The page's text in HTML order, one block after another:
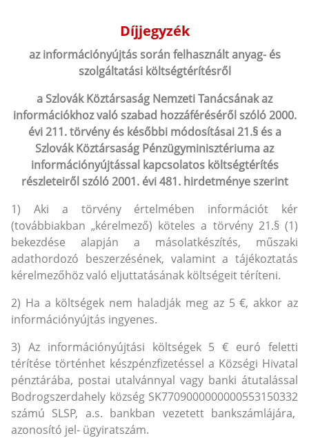
Díjjegyzék
az információnyújtás során felhasznált anyag- és
szolgáltatási költségtérítésről
a Szlovák Köztársaság Nemzeti Tanácsának az
információkhoz való szabad hozzáféréséről szóló 2000.
évi 211. törvény és későbbi módosításai 21.§ és a
Szlovák Köztársaság Pénzügyminisztériuma az
információnyújtással kapcsolatos költségtérítés
részleteiről szóló 2001. évi 481. hirdetménye szerint
1) Aki a törvény értelmében információt kér
(továbbiakban „kérelmező) köteles a törvény 21.§ (1)
bekezdése alapján a másolatkészítés, műszaki
adathordozó beszerzésének, valamint a tájékoztatás
kérelmezőhöz való eljuttatásának költségeit téríteni.
2) Ha a költségek nem haladják meg az 5 €, akkor az
információnyújtás ingyenes.
3) Az információnyújtási költségek 5 € euró feletti
térítése történhet készpénzfizetéssel a Községi Hivatal
pénztárába, postai utalvánnyal vagy banki átutalással
Bodrogszerdahely község SK7709000000000553150332
számú SLSP, a.s. bankban vezetett bankszámlájára,
azonosító jel- ügyiratszám.